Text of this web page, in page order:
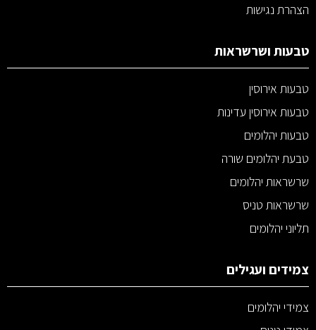
הצהרת נגישות
טבעות ושרשראות
טבעות אירוסין
טבעות אירוסין עדינות
טבעות יהלומים
טבעת יהלומים שורה
שרשראות יהלומים
שרשראות טניס
תליוני יהלומים
צמידים ועגילים
צמידי יהלומים